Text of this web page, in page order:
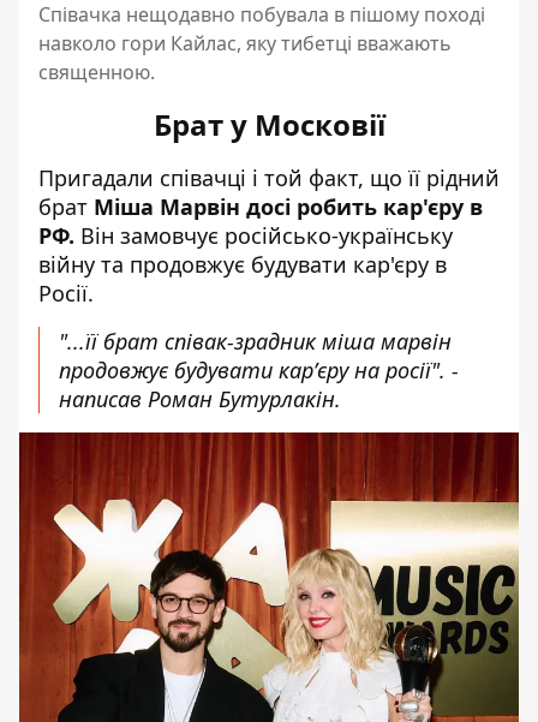
Співачка нещодавно побувала в пішому поході
навколо гори Кайлас, яку тибетці вважають
священною.
Брат у Московії
Пригадали співачці і той факт, що її рідний
брат Міша Марвін досі робить кар'єру в
РФ. Він замовчує російсько-українську
війну та продовжує будувати кар'єру в
Росії.
"...її брат співак-зрадник міша марвін
продовжує будувати карʼєру на росії". -
написав Роман Бутурлакін.